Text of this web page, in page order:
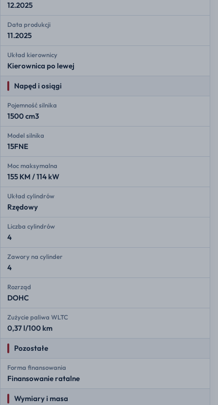
12.2025
Data produkcji
11.2025
Układ kierownicy
Kierownica po lewej
Napęd i osiągi
Pojemność silnika
1500 cm3
Model silnika
15FNE
Moc maksymalna
155 KM / 114 kW
Układ cylindrów
Rzędowy
Liczba cylindrów
4
Zawory na cylinder
4
Rozrząd
DOHC
Zużycie paliwa WLTC
0,37 l/100 km
Pozostałe
Forma finansowania
Finansowanie ratalne
Wymiary i masa